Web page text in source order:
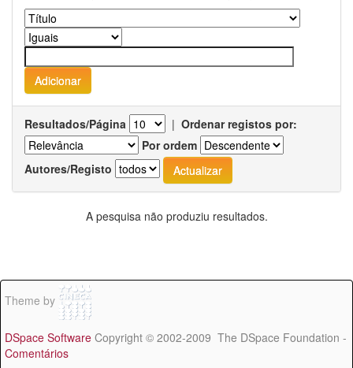
Resultados/Página | Ordenar registos por:
Por ordem
Autores/Registo
A pesquisa não produziu resultados.
Theme by
DSpace Software Copyright © 2002-2009 The DSpace Foundation -
Comentários